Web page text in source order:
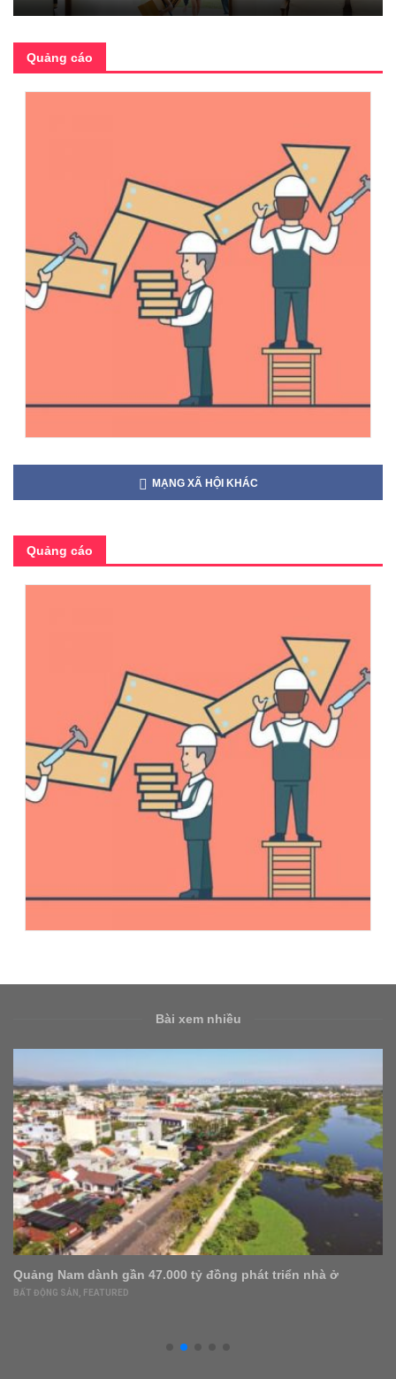
Quảng cáo
MẠNG XÃ HỘI KHÁC
Quảng cáo
Bài xem nhiều
gần 47.000 tỷ đồng phát triển nhà ở
Đất đô thị cả